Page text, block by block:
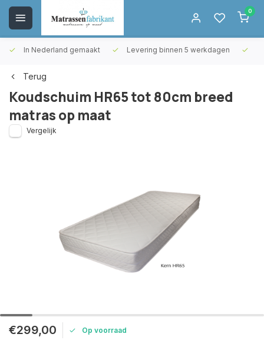
0
In Nederland gemaakt Levering binnen 5 werkdagen
Terug
Koudschuim HR65 tot 80cm breed
matras op maat
Vergelijk
€299,00 Op voorraad